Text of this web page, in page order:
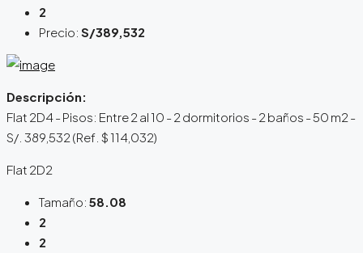
2
Precio: S/389,532
Descripción:
Flat 2D4 - Pisos: Entre 2 al 10 - 2 dormitorios - 2 baños - 50 m2 -
S/. 389,532 (Ref. $ 114,032)
Flat 2D2
Tamaño: 58.08
2
2